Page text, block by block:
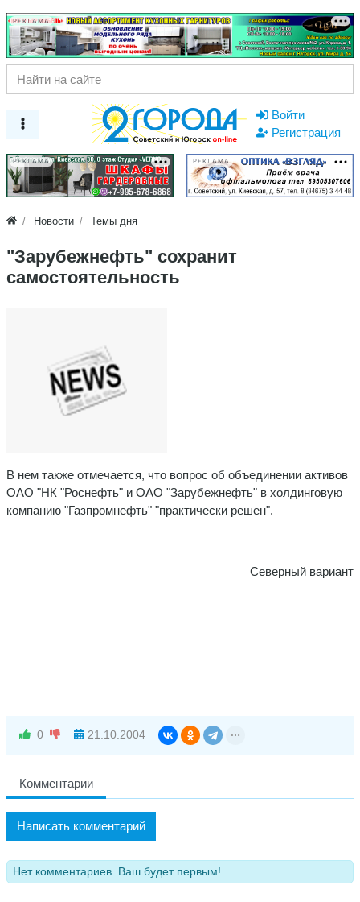
РЕКЛАМА
Войти
Регистрация
РЕКЛАМА РЕКЛАМА
Новости Темы дня
"Зарубежнефть" сохранит
самостоятельность
В нем также отмечается, что вопрос об объединении активов
ОАО "НК "Роснефть" и ОАО "Зарубежнефть" в холдинговую
компанию "Газпромнефть" "практически решен".
Северный вариант
0 21.10.2004
Комментарии
Написать комментарий
Нет комментариев. Ваш будет первым!